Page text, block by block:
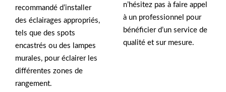
recommandé d’installer
des éclairages appropriés,
tels que des spots
encastrés ou des lampes
murales, pour éclairer les
différentes zones de
rangement.
n’hésitez pas à faire appel
à un professionnel pour
bénéficier d’un service de
qualité et sur mesure.